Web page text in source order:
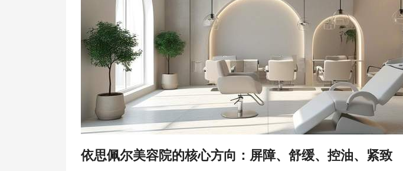
依思佩尔美容院的核心方向：屏障、舒缓、控油、紧致